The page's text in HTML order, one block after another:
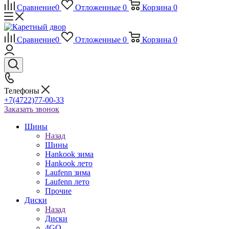
Сравнение0 Отложенные 0 Корзина 0
Сравнение0 Отложенные 0 Корзина 0
Телефоны
+7(4722)77-00-33
Заказать звонок
Шины
Назад
Шины
Hankook зима
Hankook лето
Laufenn зима
Laufenn лето
Прочие
Диски
Назад
Диски